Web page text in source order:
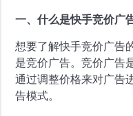
一、什么是快手竞价广
想要了解快手竞价广告
是竞价广告。竞价广告
通过调整价格来对广告
告模式。